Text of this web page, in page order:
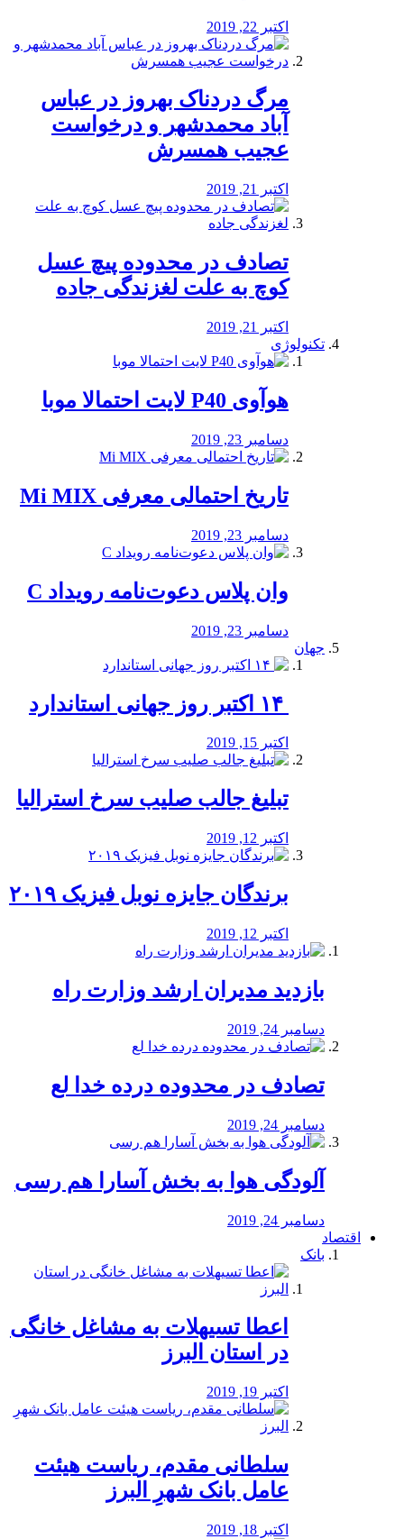
اکتبر 22, 2019
مرگ دردناک بهروز در عباس
آباد محمدشهر و درخواست
عجیب همسرش
اکتبر 21, 2019
تصادف در محدوده پیچ عسل
کوچ به علت لغزندگی جاده
اکتبر 21, 2019
تکنولوژی
هوآوی P40 لایت احتمالا موبا
دسامبر 23, 2019
تاریخ احتمالی معرفی Mi MIX
دسامبر 23, 2019
وان پلاس دعوت‌نامه رویداد C
دسامبر 23, 2019
جهان
اکتبر 15, 2019
تبلیغ جالب صلیب سرخ استرالیا
اکتبر 12, 2019
برندگان جایزه نوبل فیزیک ۲۰۱۹
اکتبر 12, 2019
بازدید مدیران ارشد وزارت راه
دسامبر 24, 2019
تصادف در محدوده درده خدا لع
دسامبر 24, 2019
آلودگی هوا به بخش آسارا هم رسی
دسامبر 24, 2019
اقتصاد
بانک
️اعطا تسیهلات به مشاغل خانگی
در استان البرز
اکتبر 19, 2019
سلطانی مقدم، ریاست هیئت
عامل بانک شهرِ البرز
اکتبر 18, 2019